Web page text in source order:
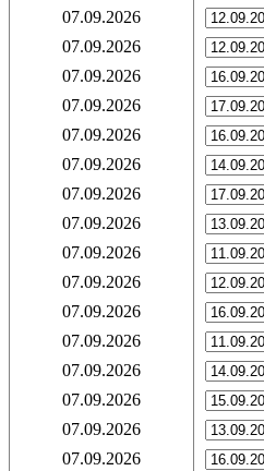
07.09.2026
07.09.2026
07.09.2026
07.09.2026
07.09.2026
07.09.2026
07.09.2026
07.09.2026
07.09.2026
07.09.2026
07.09.2026
07.09.2026
07.09.2026
07.09.2026
07.09.2026
07.09.2026